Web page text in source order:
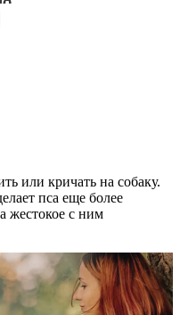
или кричать на собаку.
пса еще более
жестокое с ним